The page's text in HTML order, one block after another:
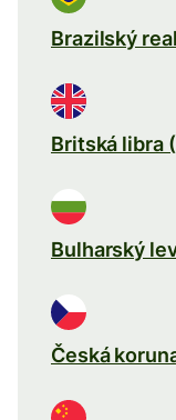
Brazilský real
Britská libra
Bulharský
Česká